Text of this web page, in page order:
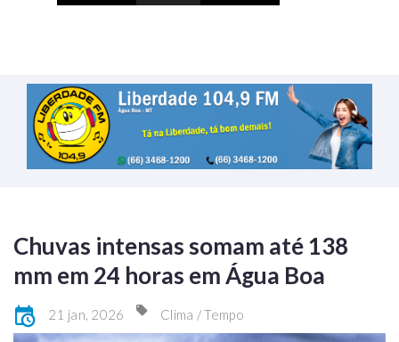
Chuvas intensas somam até 138
mm em 24 horas em Água Boa
21 jan, 2026 Clima / Tempo